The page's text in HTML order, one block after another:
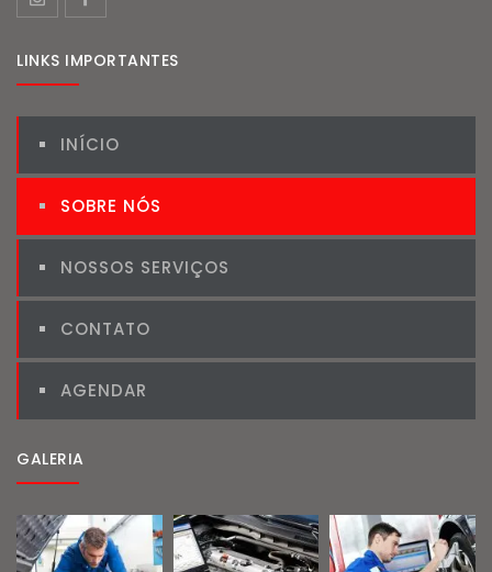
LINKS IMPORTANTES
INÍCIO
SOBRE NÓS
NOSSOS SERVIÇOS
CONTATO
AGENDAR
GALERIA